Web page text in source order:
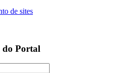
do Portal